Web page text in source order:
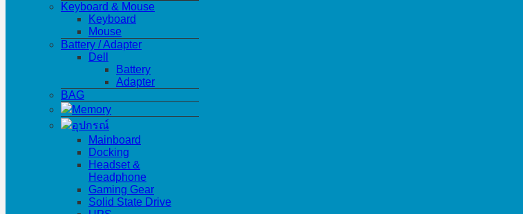
Keyboard & Mouse
Keyboard
Mouse
Battery / Adapter
Dell
Battery
Adapter
BAG
Memory
อุปกรณ์
Mainboard
Docking
Headset &
Headphone
Gaming Gear
Solid State Drive